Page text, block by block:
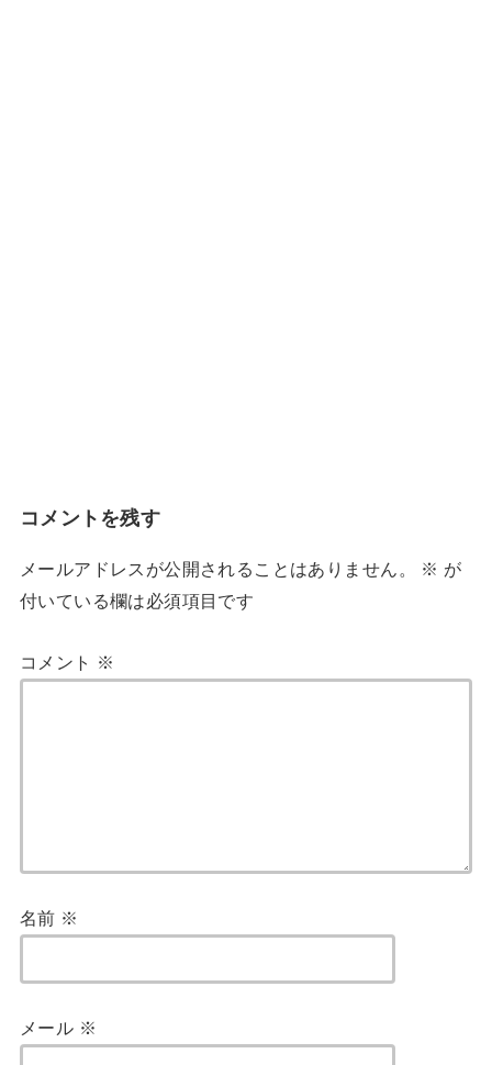
コメントを残す
メールアドレスが公開されることはありません。 ※ が
付いている欄は必須項目です
コメント ※
名前 ※
メール ※